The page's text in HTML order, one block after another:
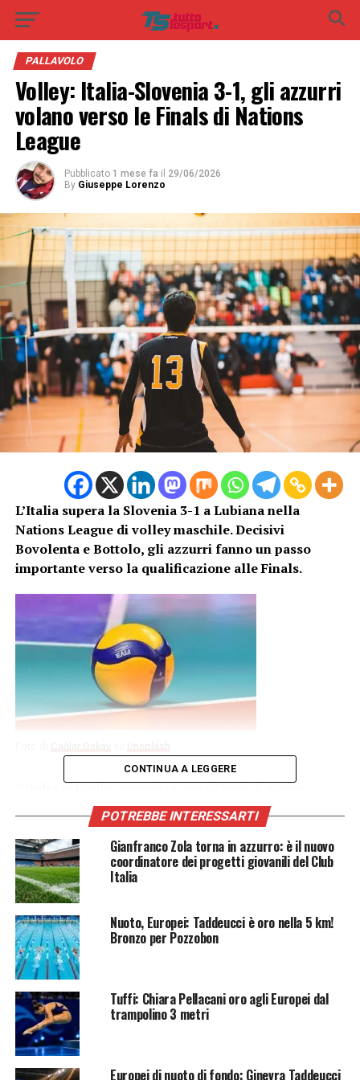
PALLAVOLO
Volley: Italia-Slovenia 3-1, gli azzurri
volano verso le Finals di Nations
League
Pubblicato 1 mese fa il 29/06/2026
By Giuseppe Lorenzo
L’Italia supera la Slovenia 3-1 a Lubiana nella
Nations League di volley maschile. Decisivi
Bovolenta e Bottolo, gli azzurri fanno un passo
importante verso la qualificazione alle Finals.
del volleyconquista una vittoria di grande
Volleyball Nations Leaguemaschile,
imponendosi per 3-1 sullaSloveniadavanti al pubblico
di Lubiana. Dopo un avvio complicato, la squadra guidata
daFerdinando De Giorgiha saputo reagire con
personalità, ribaltando il match grazie a una
prestazione di alto livello sia in attacco sia nella fase
difensiva. Il successo rappresenta un passo importante
nella corsa verso la qualificazione alle Finals della
competizione.
Volley: Bovolenta trascina gli
azzurri, Bottolo conferma il suo
valore
CONTINUA A LEGGERE
POTREBBE INTERESSARTI
Gianfranco Zola torna in azzurro: è il nuovo
coordinatore dei progetti giovanili del Club
Italia
Nuoto, Europei: Taddeucci è oro nella 5 km!
Bronzo per Pozzobon
Tuffi: Chiara Pellacani oro agli Europei dal
trampolino 3 metri
Europei di nuoto di fondo: Ginevra Taddeucci